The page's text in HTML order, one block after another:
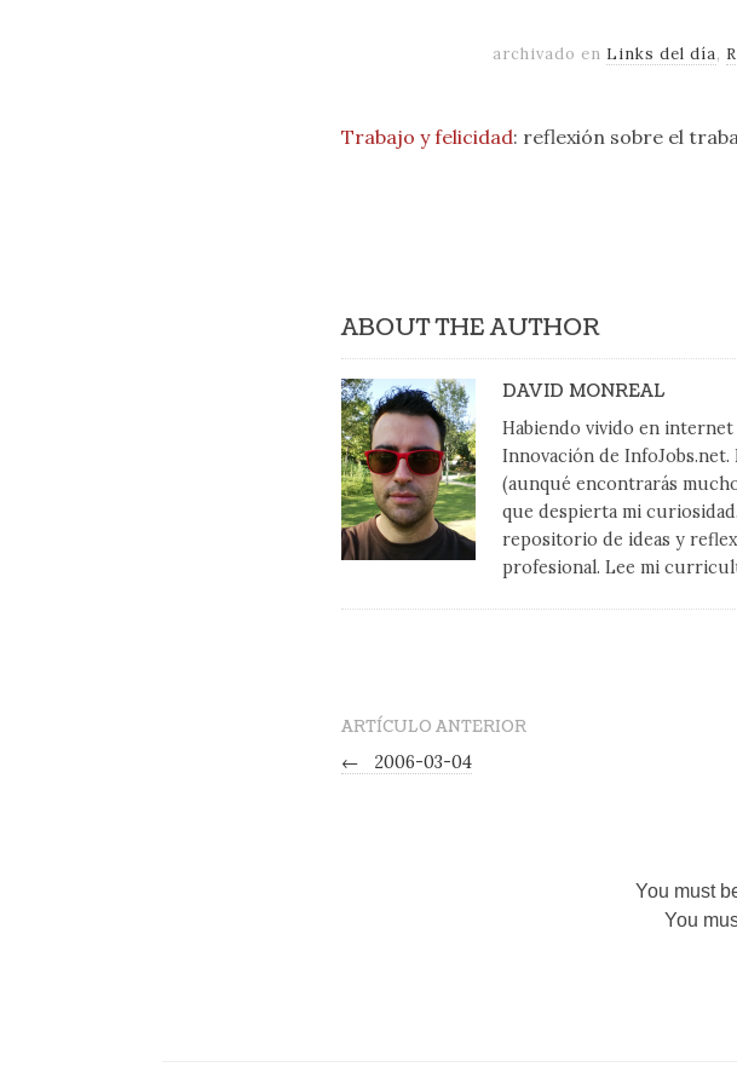
archivado en Links del día,
Trabajo y felicidad: reflexión sobre el
ABOUT THE AUTHOR
DAVID MONREAL
Habiendo vivido en internet
Innovación de
(aunqué encontrarás
que despierta mi
repositorio de ideas y
profesional. Lee mi
ARTÍCULO ANTERIOR
←
2006-03-04
You must
You